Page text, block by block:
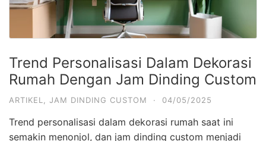
Trend Personalisasi Dalam Dekorasi
Rumah Dengan Jam Dinding Custom
ARTIKEL JAM DINDING CUSTOM · 04/05/2025
Trend personalisasi dalam dekorasi rumah saat ini
semakin menonjol, dan jam dinding custom menjadi